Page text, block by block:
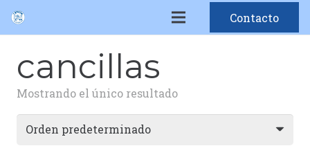
Contacto
cancillas
Mostrando el único resultado